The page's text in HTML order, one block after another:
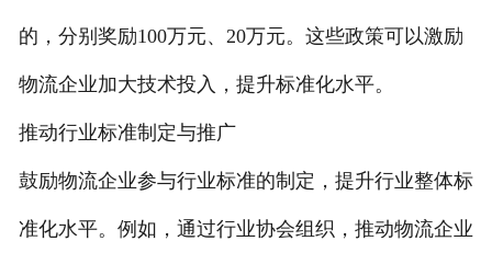
的，分别奖励100万元、20万元。这些政策可以激励
物流企业加大技术投入，提升标准化水平。
推动行业标准制定与推广
鼓励物流企业参与行业标准的制定，提升行业整体标
准化水平。例如，通过行业协会组织，推动物流企业